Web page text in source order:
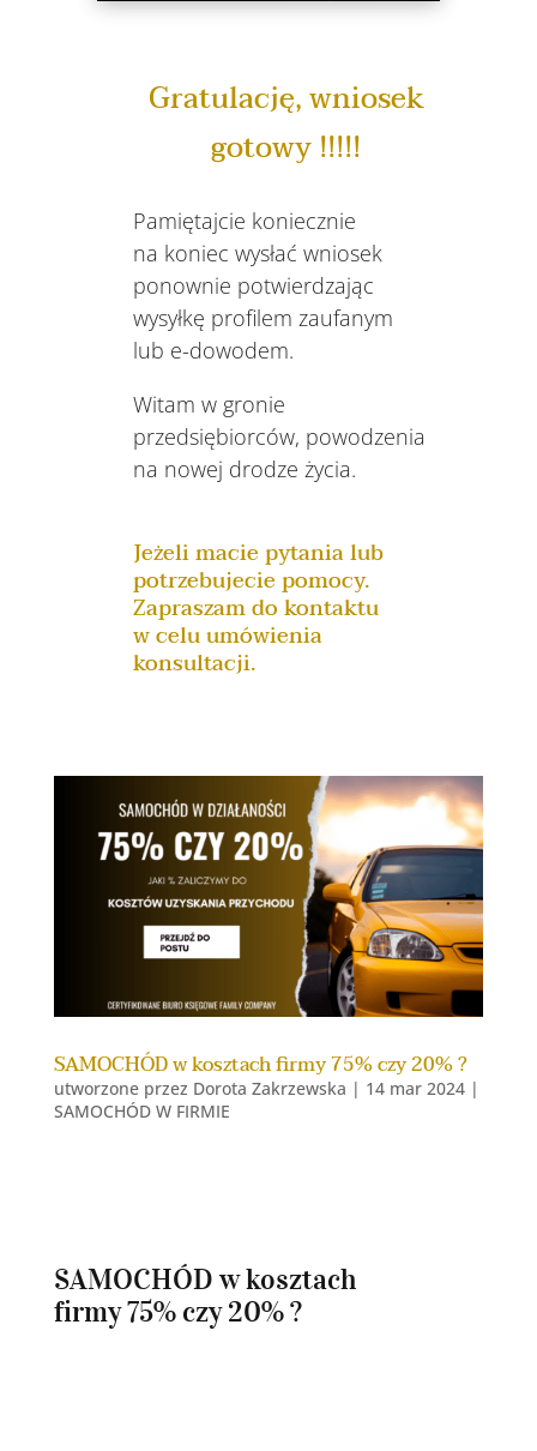
Gratulację, wniosek
gotowy !!!!!
Pamiętajcie koniecznie
na koniec wysłać wniosek
ponownie potwierdzając
wysyłkę profilem zaufanym
lub e-dowodem.
Witam w gronie
przedsiębiorców, powodzenia
na nowej drodze życia.
Jeżeli macie pytania lub
potrzebujecie pomocy.
Zapraszam do kontaktu
w celu umówienia
konsultacji.
SAMOCHÓD w kosztach firmy 75% czy 20% ?
utworzone przez Dorota Zakrzewska | 14 mar 2024|
SAMOCHÓD W FIRMIE
SAMOCHÓD w kosztach
firmy 75% czy 20% ?